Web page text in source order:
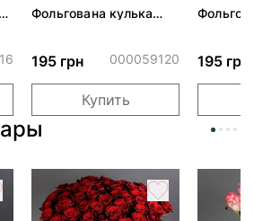
Фольгована кулька
195 грн 000059120
Купить
195 грн